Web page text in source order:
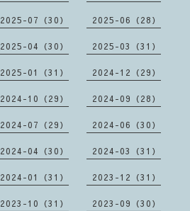
2025-07（30） 2025-06（28）
2025-04（30） 2025-03（31）
2025-01（31） 2024-12（29）
2024-10（29） 2024-09（28）
2024-07（29） 2024-06（30）
2024-04（30） 2024-03（31）
2024-01（31） 2023-12（31）
2023-10（31） 2023-09（30）